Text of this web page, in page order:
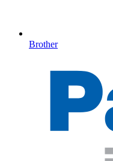
Brother